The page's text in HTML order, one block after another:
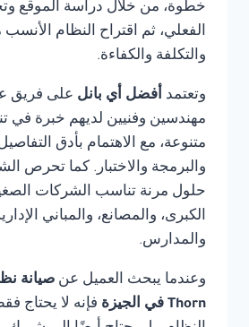
خطوة، من خلال دراسة الموقع
الفعلي، ثم اقتراح النظام
والتكلفة والكفاءة.
وتعتمد أفضل أي بانل على فريق
مهندسين وفنيين لديهم خبرة في
متنوعة، مع الاهتمام بأدق
والبرمجة والاختبار. كما تحرص
حلول مرنة تناسب الشركات
الكبرى، والمصانع، والمباني
والمدارس.
وعندما يبحث العميل عن صيانة
Thorn في الجيزة
فإنه لا يحتاج